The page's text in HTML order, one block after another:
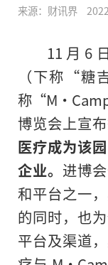
来源：财讯界
11 月 6
（下称“糖
称
博览会上宣
医疗成为该
企业。 进博
和平台之一
的同时，也
平台及渠道